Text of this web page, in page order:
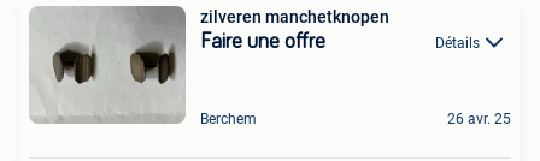
zilveren manchetknopen
Faire une offre Détails
Berchem 26 avr. 25